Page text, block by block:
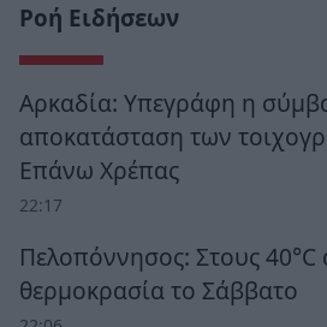
Ροή Ειδήσεων
Αρκαδία: Υπεγράφη η
αποκατάσταση των
Επάνω Χρέπας
22:17
Πελοπόννησος: Στους 40°C
θερμοκρασία το Σάββατο